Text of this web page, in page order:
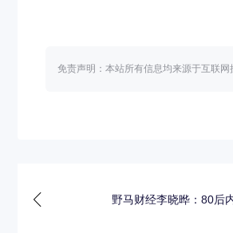
免责声明：本站所有信息均来源于互联
野马财经李晓晔：80后